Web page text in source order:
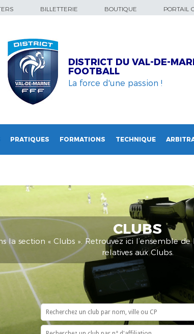
BILLETTERIE BOUTIQUE PORTAIL
DISTRICT DU VAL-DE-
FOOTBALL
La force d'une passion !
PRATIQUES FORMATIONS TECHNIQUE
CLUBS
la section « Clubs ». Retrouvez ici l’ensemble
relatives aux Clubs.